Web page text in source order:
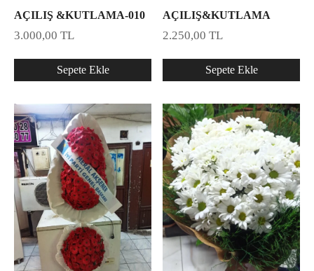
AÇILIŞ &KUTLAMA-010
3.000,00 TL
Sepete Ekle
AÇILIŞ&KUTLAMA
2.250,00 TL
Sepete Ekle